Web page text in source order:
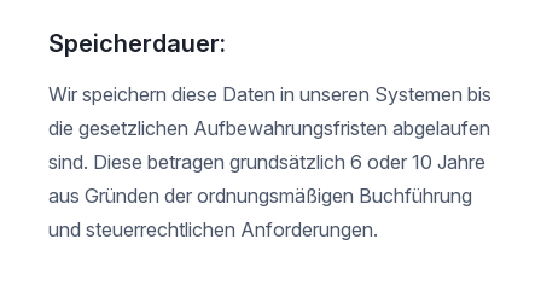
Speicherdauer:
Wir speichern diese Daten in unseren Systemen bis
die gesetzlichen Aufbewahrungsfristen abgelaufen
sind. Diese betragen grundsätzlich 6 oder 10 Jahre
aus Gründen der ordnungsmäßigen Buchführung
und steuerrechtlichen Anforderungen.